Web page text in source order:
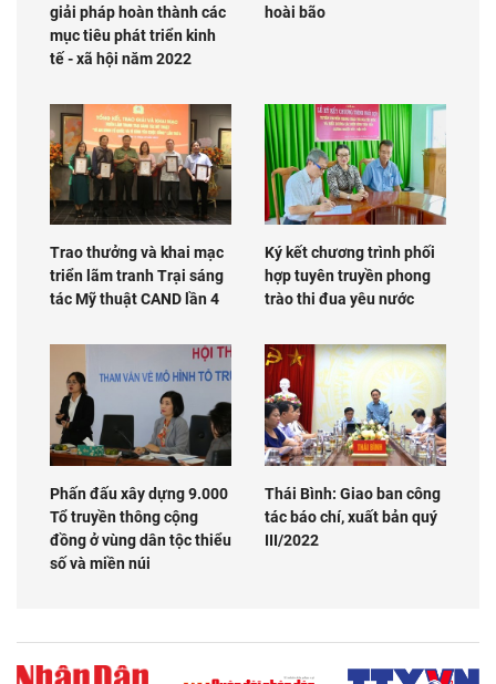
giải pháp hoàn thành các
mục tiêu phát triển kinh
tế - xã hội năm 2022
hoài bão
Trao thưởng và khai mạc
triển lãm tranh Trại sáng
tác Mỹ thuật CAND lần 4
Ký kết chương trình phối
hợp tuyên truyền phong
trào thi đua yêu nước
Phấn đấu xây dựng 9.000
Tổ truyền thông cộng
đồng ở vùng dân tộc thiểu
số và miền núi
Thái Bình: Giao ban công
tác báo chí, xuất bản quý
III/2022